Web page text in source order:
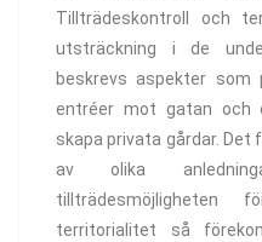
Tillträdeskontroll och
utsträckning i de
beskrevs aspekter som
entréer mot gatan och
skapa privata gårdar. Det
av olika
tillträdesmöjligheten
territorialitet så